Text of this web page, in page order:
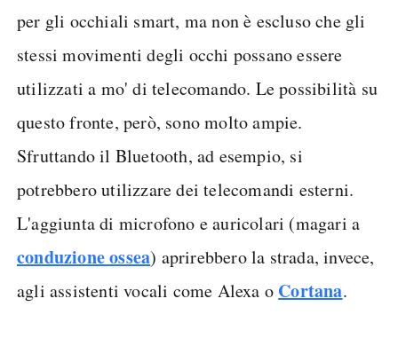
per gli occhiali smart, ma non è escluso che gli
stessi movimenti degli occhi possano essere
utilizzati a mo' di telecomando. Le possibilità su
questo fronte, però, sono molto ampie.
Sfruttando il Bluetooth, ad esempio, si
potrebbero utilizzare dei telecomandi esterni.
L'aggiunta di microfono e auricolari (magari a
conduzione ossea) aprirebbero la strada, invece,
agli assistenti vocali come Alexa o Cortana.